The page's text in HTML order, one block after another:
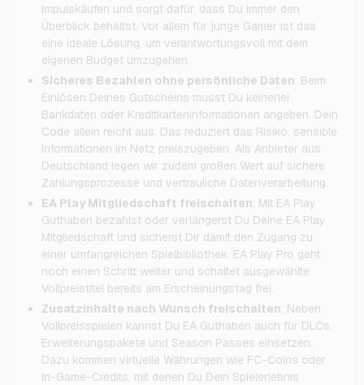
Impulskäufen und sorgt dafür, dass Du immer den
Überblick behältst. Vor allem für junge Gamer ist das
eine ideale Lösung, um verantwortungsvoll mit dem
eigenen Budget umzugehen.
Sicheres Bezahlen ohne persönliche Daten: Beim
Einlösen Deines Gutscheins musst Du keinerlei
Bankdaten oder Kreditkarteninformationen angeben. Dein
Code allein reicht aus. Das reduziert das Risiko, sensible
Informationen im Netz preiszugeben. Als Anbieter aus
Deutschland legen wir zudem großen Wert auf sichere
Zahlungsprozesse und vertrauliche Datenverarbeitung.
EA Play Mitgliedschaft freischalten: Mit EA Play
Guthaben bezahlst oder verlängerst Du Deine EA Play
Mitgliedschaft und sicherst Dir damit den Zugang zu
einer umfangreichen Spielbibliothek. EA Play Pro geht
noch einen Schritt weiter und schaltet ausgewählte
Vollpreistitel bereits am Erscheinungstag frei.
Zusatzinhalte nach Wunsch freischalten: Neben
Vollpreisspielen kannst Du EA Guthaben auch für DLCs,
Erweiterungspakete und Season Passes einsetzen.
Dazu kommen virtuelle Währungen wie FC-Coins oder
In-Game-Credits, mit denen Du Dein Spielerlebnis